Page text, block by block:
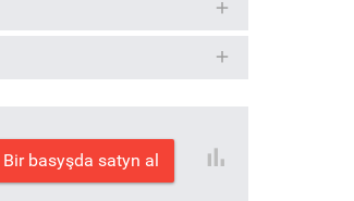
Bir basyşda satyn al